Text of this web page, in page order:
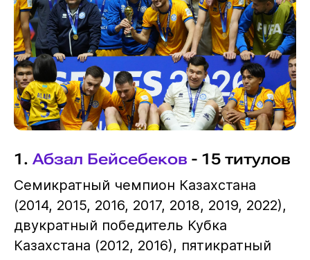
1. Абзал Бейсебеков - 15 титулов
Семикратный чемпион Казахстана
(2014, 2015, 2016, 2017, 2018, 2019, 2022),
двукратный победитель Кубка
Казахстана (2012, 2016), пятикратный